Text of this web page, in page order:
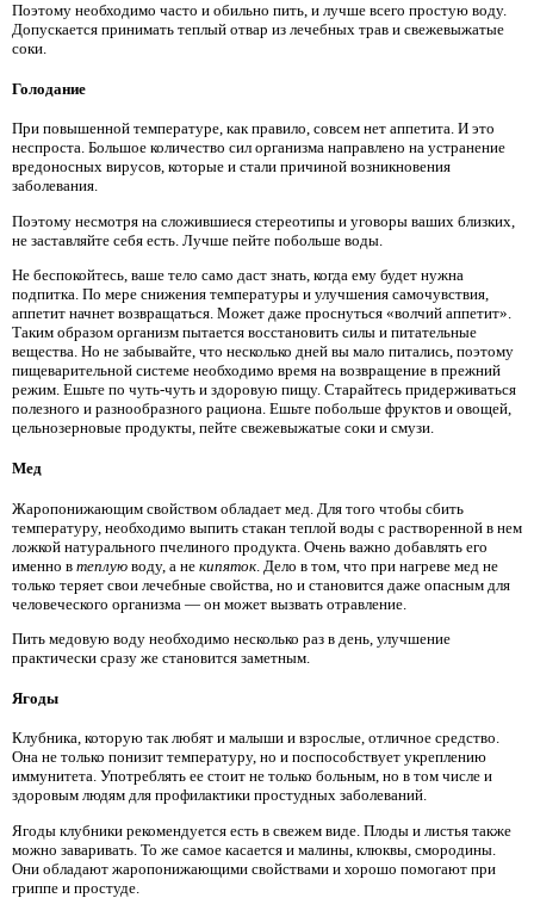
Поэтому необходимо часто и обильно пить, и лучше всего простую воду.
Допускается принимать теплый отвар из лечебных трав и свежевыжатые
соки.
Голодание
При повышенной температуре, как правило, совсем нет аппетита. И это
неспроста. Большое количество сил организма направлено на устранение
вредоносных вирусов, которые и стали причиной возникновения
заболевания.
Поэтому несмотря на сложившиеся стереотипы и уговоры ваших близких,
не заставляйте себя есть. Лучше пейте побольше воды.
Не беспокойтесь, ваше тело само даст знать, когда ему будет нужна
подпитка. По мере снижения температуры и улучшения самочувствия,
аппетит начнет возвращаться. Может даже проснуться «волчий аппетит».
Таким образом организм пытается восстановить силы и питательные
вещества. Но не забывайте, что несколько дней вы мало питались, поэтому
пищеварительной системе необходимо время на возвращение в прежний
режим. Ешьте по чуть-чуть и здоровую пищу. Старайтесь придерживаться
полезного и разнообразного рациона. Ешьте побольше фруктов и овощей,
цельнозерновые продукты, пейте свежевыжатые соки и смузи.
Мед
Жаропонижающим свойством обладает мед. Для того чтобы сбить
температуру, необходимо выпить стакан теплой воды с растворенной в нем
ложкой натурального пчелиного продукта. Очень важно добавлять его
именно в теплую воду, а не кипяток . Дело в том, что при нагреве мед не
только теряет свои лечебные свойства, но и становится даже опасным для
человеческого организма — он может вызвать отравление.
Пить медовую воду необходимо несколько раз в день, улучшение
практически сразу же становится заметным.
Ягоды
Клубника, которую так любят и малыши и взрослые, отличное средство.
Она не только понизит температуру, но и поспособствует укреплению
иммунитета. Употреблять ее стоит не только больным, но в том числе и
здоровым людям для профилактики простудных заболеваний.
Ягоды клубники рекомендуется есть в свежем виде. Плоды и листья также
можно заваривать. То же самое касается и малины, клюквы, смородины.
Они обладают жаропонижающими свойствами и хорошо помогают при
гриппе и простуде.